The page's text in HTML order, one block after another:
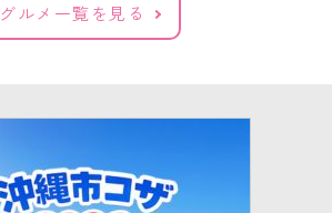
グルメ一覧を見る